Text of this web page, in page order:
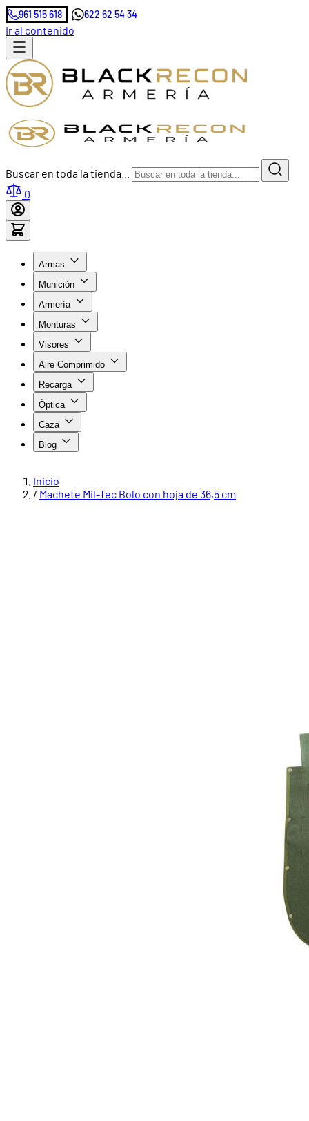
961 515 618 622 62 54 34
Ir al contenido
Buscar en toda la tienda...
0
Armas
Munición
Armería
Monturas
Visores
Aire Comprimido
Recarga
Óptica
Caza
Blog
Inicio
/ Machete Mil-Tec Bolo con hoja de 36,5 cm